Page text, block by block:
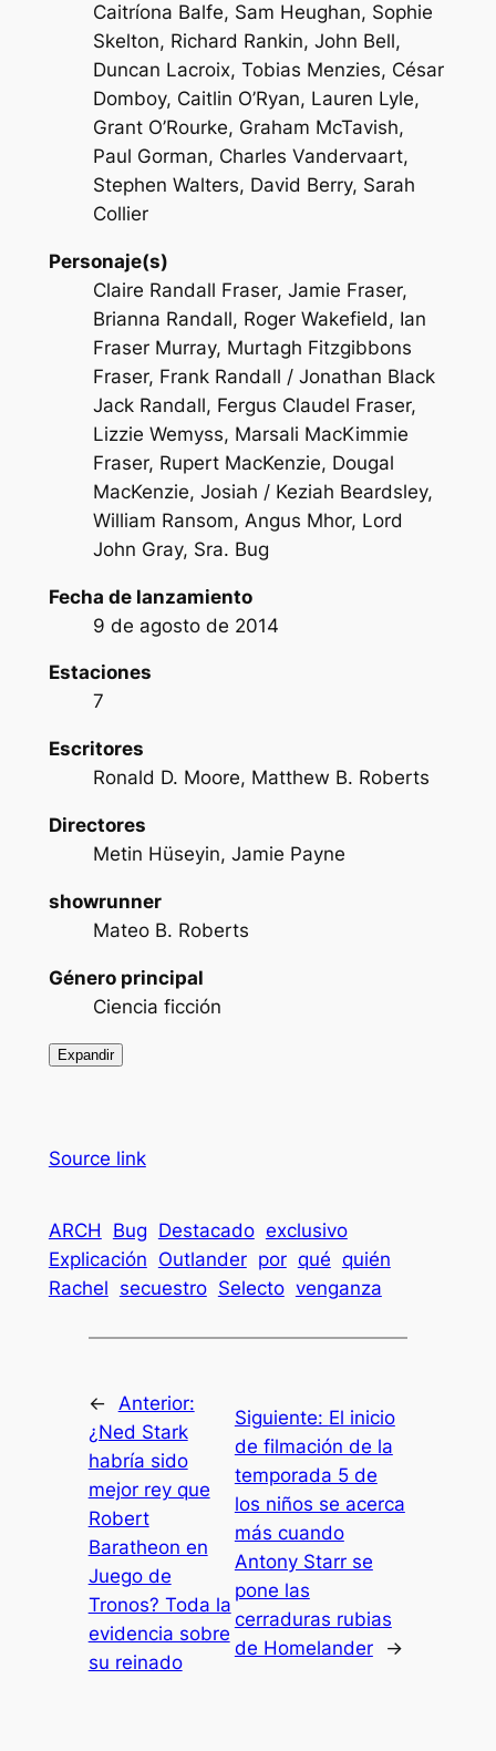
Caitríona Balfe, Sam Heughan, Sophie
Skelton, Richard Rankin, John Bell,
Duncan Lacroix, Tobias Menzies, César
Domboy, Caitlin O’Ryan, Lauren Lyle,
Grant O’Rourke, Graham McTavish,
Paul Gorman, Charles Vandervaart,
Stephen Walters, David Berry, Sarah
Collier
Personaje(s)
Claire Randall Fraser, Jamie Fraser,
Brianna Randall, Roger Wakefield, Ian
Fraser Murray, Murtagh Fitzgibbons
Fraser, Frank Randall / Jonathan Black
Jack Randall, Fergus Claudel Fraser,
Lizzie Wemyss, Marsali MacKimmie
Fraser, Rupert MacKenzie, Dougal
MacKenzie, Josiah / Keziah Beardsley,
William Ransom, Angus Mhor, Lord
John Gray, Sra. Bug
Fecha de lanzamiento
9 de agosto de 2014
Estaciones
7
Escritores
Ronald D. Moore, Matthew B. Roberts
Directores
Metin Hüseyin, Jamie Payne
showrunner
Mateo B. Roberts
Género principal
Ciencia ficción
Expandir
Source link
ARCH Bug Destacado exclusivo
Explicación Outlander por qué quién
Rachel secuestro Selecto venganza
←
Anterior:
¿Ned Stark
habría sido
mejor rey que
Robert
Baratheon en
Juego de
Tronos? Toda la
evidencia sobre
su reinado
Siguiente: El inicio
de filmación de la
temporada 5 de
los niños se acerca
más cuando
Antony Starr se
pone las
cerraduras rubias
de Homelander
→